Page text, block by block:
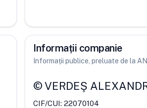
Informații companie
Informații publice, preluate de la
©VERDEŞ
CIF/CUI: 22070104